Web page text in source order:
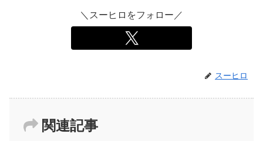
＼スーヒロをフォロー／
スーヒロ
関連記事